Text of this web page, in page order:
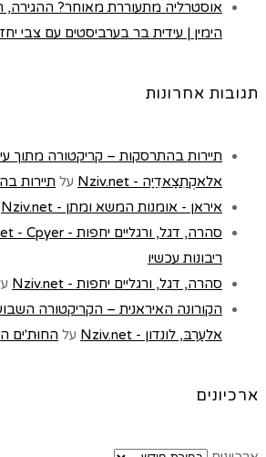
אוסטרליה מתעוררת מאוחר? ההגירה,
הימין | עידית בר בערביסטים עם צבי
תגובות אחרונות
תיירות בהתרסקות – קריקטורה מתוך
אלאקְתִצַאדִיַה - Nziv.net
על תיירות
איראן - אומנות המשא ומתן - Nziv.net
סהרה, דגל, ורגליים יחפות - Nziv.net - Cpyer חדשות
ריבונות עכשיו
סהרה, דגל, ורגליים יחפות - Nziv.net
הקורונה האיראנית – הקריקטורה
אלעַרַבּ, לונדון - Nziv.net
על החוּת'ים
ארכיונים